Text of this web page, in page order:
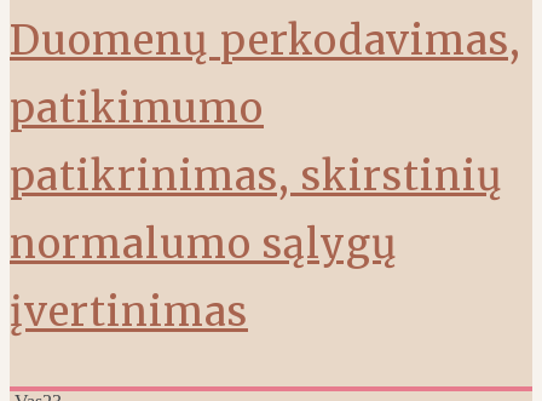
Duomenų perkodavimas,
patikimumo
patikrinimas, skirstinių
normalumo sąlygų
įvertinimas